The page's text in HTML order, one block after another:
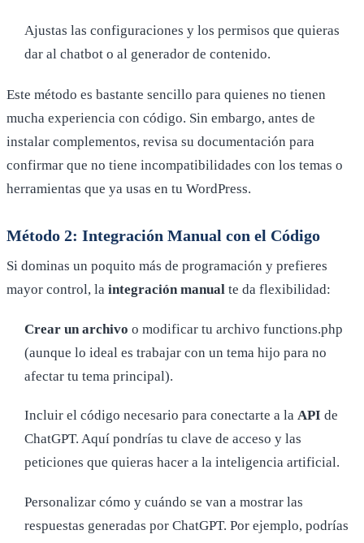
Ajustas las configuraciones y los permisos que quieras
dar al chatbot o al generador de contenido.
Este método es bastante sencillo para quienes no tienen
mucha experiencia con código. Sin embargo, antes de
instalar complementos, revisa su documentación para
confirmar que no tiene incompatibilidades con los temas o
herramientas que ya usas en tu WordPress.
Método 2: Integración Manual con el Código
Si dominas un poquito más de programación y prefieres
mayor control, la integración manual te da flexibilidad:
Crear un archivo o modificar tu archivo functions.php
(aunque lo ideal es trabajar con un tema hijo para no
afectar tu tema principal).
Incluir el código necesario para conectarte a laAPI de
ChatGPT. Aquí pondrías tu clave de acceso y las
peticiones que quieras hacer a la inteligencia artificial.
Personalizar cómo y cuándo se van a mostrar las
respuestas generadas por ChatGPT. Por ejemplo, podrías